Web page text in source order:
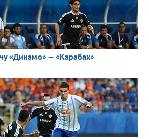
«Динамо» — «Карабах»